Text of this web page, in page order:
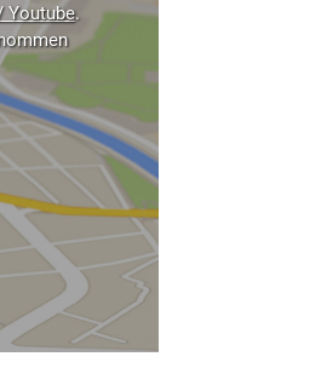
Youtube.